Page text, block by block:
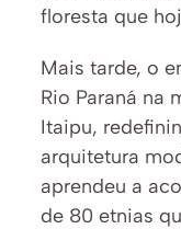
floresta que
Mais tarde, o
Rio Paraná na
Itaipu,
arquitetura
aprendeu a
de 80 etnias